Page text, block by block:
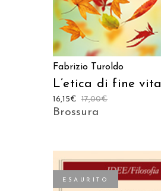
Fabrizio Turoldo
L’etica di fine vita
17,00€
16,15€
Brossura
ESAURITO